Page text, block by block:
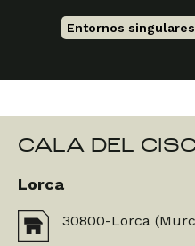
Entornos singulares
CALA DEL
Lorca
30800-Lorca